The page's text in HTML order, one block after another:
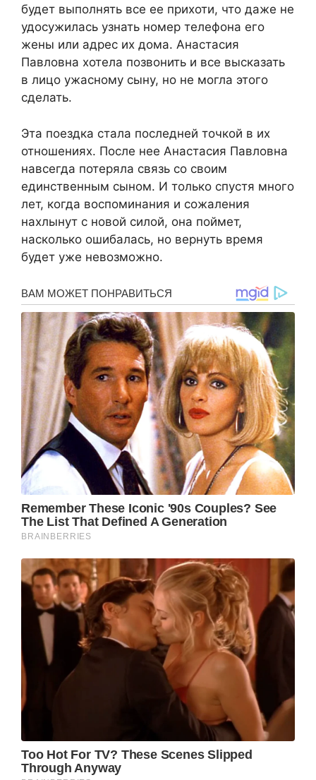
будет выполнять все ее прихоти, что даже не
удосужилась узнать номер телефона его
жены или адрес их дома. Анастасия
Павловна хотела позвонить и все высказать
в лицо ужасному сыну, но не могла этого
сделать.
Эта поездка стала последней точкой в их
отношениях. После нее Анастасия Павловна
навсегда потеряла связь со своим
единственным сыном. И только спустя много
лет, когда воспоминания и сожаления
нахлынут с новой силой, она поймет,
насколько ошибалась, но вернуть время
будет уже невозможно.